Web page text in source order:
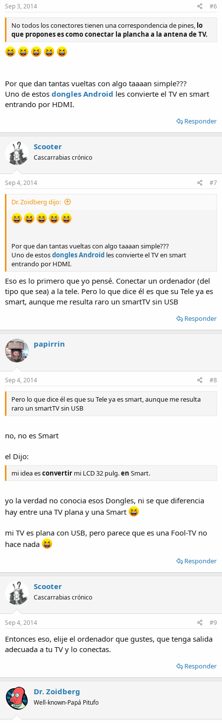
Sep 3, 2014 #6
No todos los conectores tienen una correspondencia de pines, lo
que propones es como conectar la plancha a la antena de TV.
Por que dan tantas vueltas con algo taaaan simple???
Uno de estos dongles Android les convierte el TV en smart
entrando por HDMI.
Responder
Scooter
Cascarrabias crónico
Sep 4, 2014 #7
Dr. Zoidberg dijo:
Por que dan tantas vueltas con algo taaaan simple???
Uno de estosdongles Android les convierte el TV en smart
entrando por HDMI.
Eso es lo primero que yo pensé. Conectar un ordenador (del
tipo que sea) a la tele. Pero lo que dice él es que su Tele ya es
smart, aunque me resulta raro un smartTV sin USB
Responder
papirrin
Sep 4, 2014 #8
Pero lo que dice él es que su Tele ya es smart, aunque me resulta
raro un smartTV sin USB
no, no es Smart
el Dijo:
mi idea esconvertir mi LCD 32 pulg.en Smart.
yo la verdad no conocia esos Dongles, ni se que diferencia
hay entre una TV plana y una Smart
mi TV es plana con USB, pero parece que es una Fool-TV no
hace nada
Responder
Scooter
Cascarrabias crónico
Sep 4, 2014 #9
Entonces eso, elije el ordenador que gustes, que tenga salida
adecuada a tu TV y lo conectas.
Responder
Dr. Zoidberg
Well-known-Papá Pitufo